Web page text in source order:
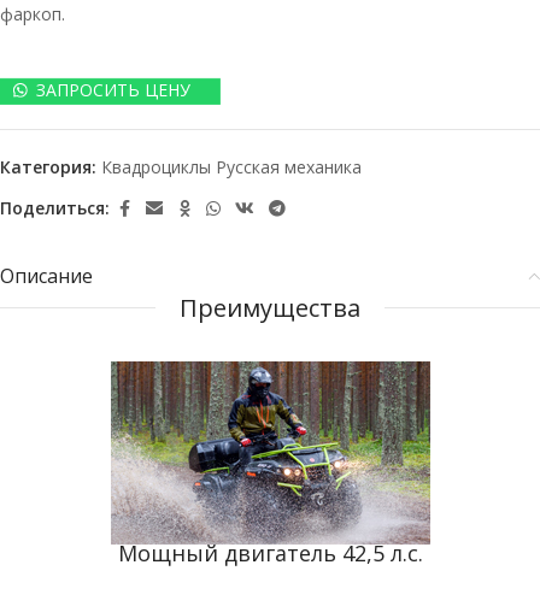
фаркоп.
ЗАПРОСИТЬ ЦЕНУ
Категория: Квадроциклы Русская механика
Поделиться:
Описание
Преимущества
Мощный двигатель 42,5 л.с.